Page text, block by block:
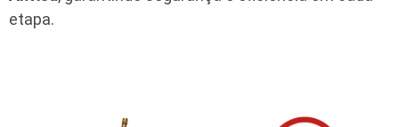
etapa.